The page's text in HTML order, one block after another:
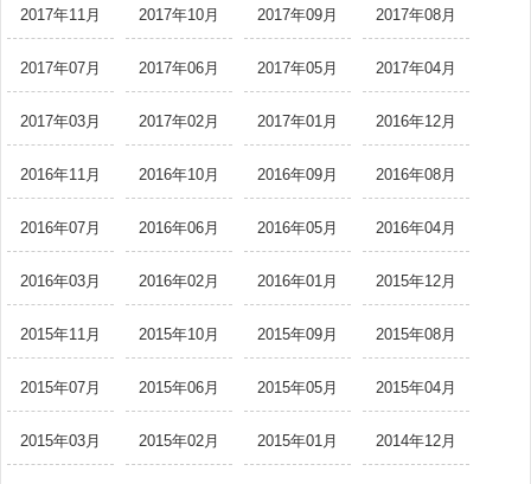
2017年11月 2017年10月 2017年09月 2017年08月
2017年07月 2017年06月 2017年05月 2017年04月
2017年03月 2017年02月 2017年01月 2016年12月
2016年11月 2016年10月 2016年09月 2016年08月
2016年07月 2016年06月 2016年05月 2016年04月
2016年03月 2016年02月 2016年01月 2015年12月
2015年11月 2015年10月 2015年09月 2015年08月
2015年07月 2015年06月 2015年05月 2015年04月
2015年03月 2015年02月 2015年01月 2014年12月